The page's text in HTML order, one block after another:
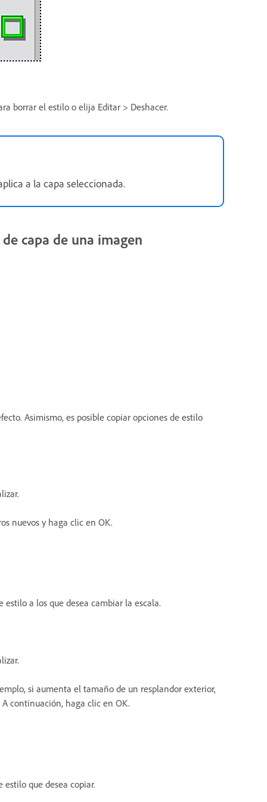
borrar el estilo o elija Editar > Deshacer.
a la capa seleccionada.
capa de una imagen
Asimismo, es posible copiar opciones de estilo
nuevos y haga clic en OK.
a los que desea cambiar la escala.
si aumenta el tamaño de un resplandor exterior,
continuación, haga clic en OK.
estilo que desea copiar.